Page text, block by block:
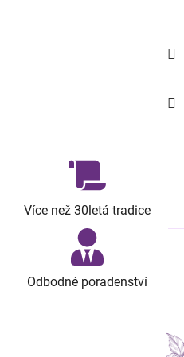
Více než 30letá tradice
Odbodné poradenství